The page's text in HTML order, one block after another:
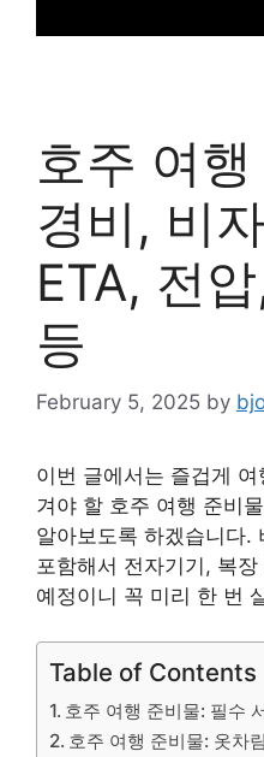
호주 여행
경비, 비
ETA, 전
등
February 5, 2025 by
이번 글에서는 즐겁게
겨야 할 호주 여행 준비
알아보도록 하겠습니다.
포함해서 전자기기, 복
예정이니 꼭 미리 한 번
Table of Contents
호주 여행 준비물: 필수
호주 여행 준비물: 옷차